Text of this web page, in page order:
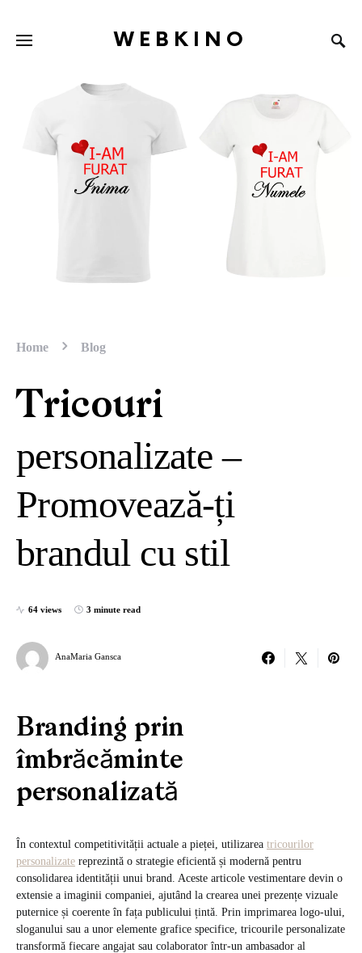
WEBKINO
Home Blog
Tricouri
personalizate –
Promovează-ți
brandul cu stil
64 views 3 minute read
AnaMaria Gansca
Branding prin
îmbrăcăminte
personalizată
În contextul competitivității actuale a pieței, utilizarea tricourilor
personalizate reprezintă o strategie eficientă și modernă pentru
consolidarea identității unui brand. Aceste articole vestimentare devin o
extensie a imaginii companiei, ajutând la crearea unei prezențe vizuale
puternice și coerente în fața publicului țintă. Prin imprimarea logo-ului,
sloganului sau a unor elemente grafice specifice, tricourile personalizate
transformă fiecare angajat sau colaborator într-un ambasador al